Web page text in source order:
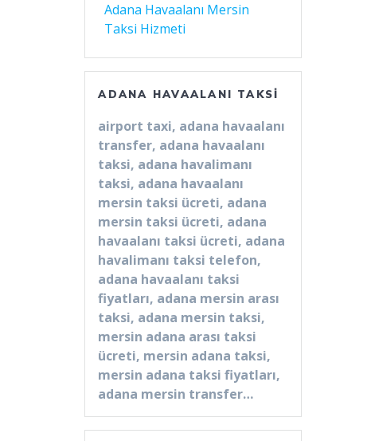
Adana Havaalanı Mersin
Taksi Hizmeti
ADANA HAVAALANI TAKSI
airport taxi, adana havaalanı
transfer, adana havaalanı
taksi, adana havalimanı
taksi, adana havaalanı
mersin taksi ücreti, adana
mersin taksi ücreti, adana
havaalanı taksi ücreti, adana
havalimanı taksi telefon,
adana havaalanı taksi
fiyatları, adana mersin arası
taksi, adana mersin taksi,
mersin adana arası taksi
ücreti, mersin adana taksi,
mersin adana taksi fiyatları,
adana mersin transfer…